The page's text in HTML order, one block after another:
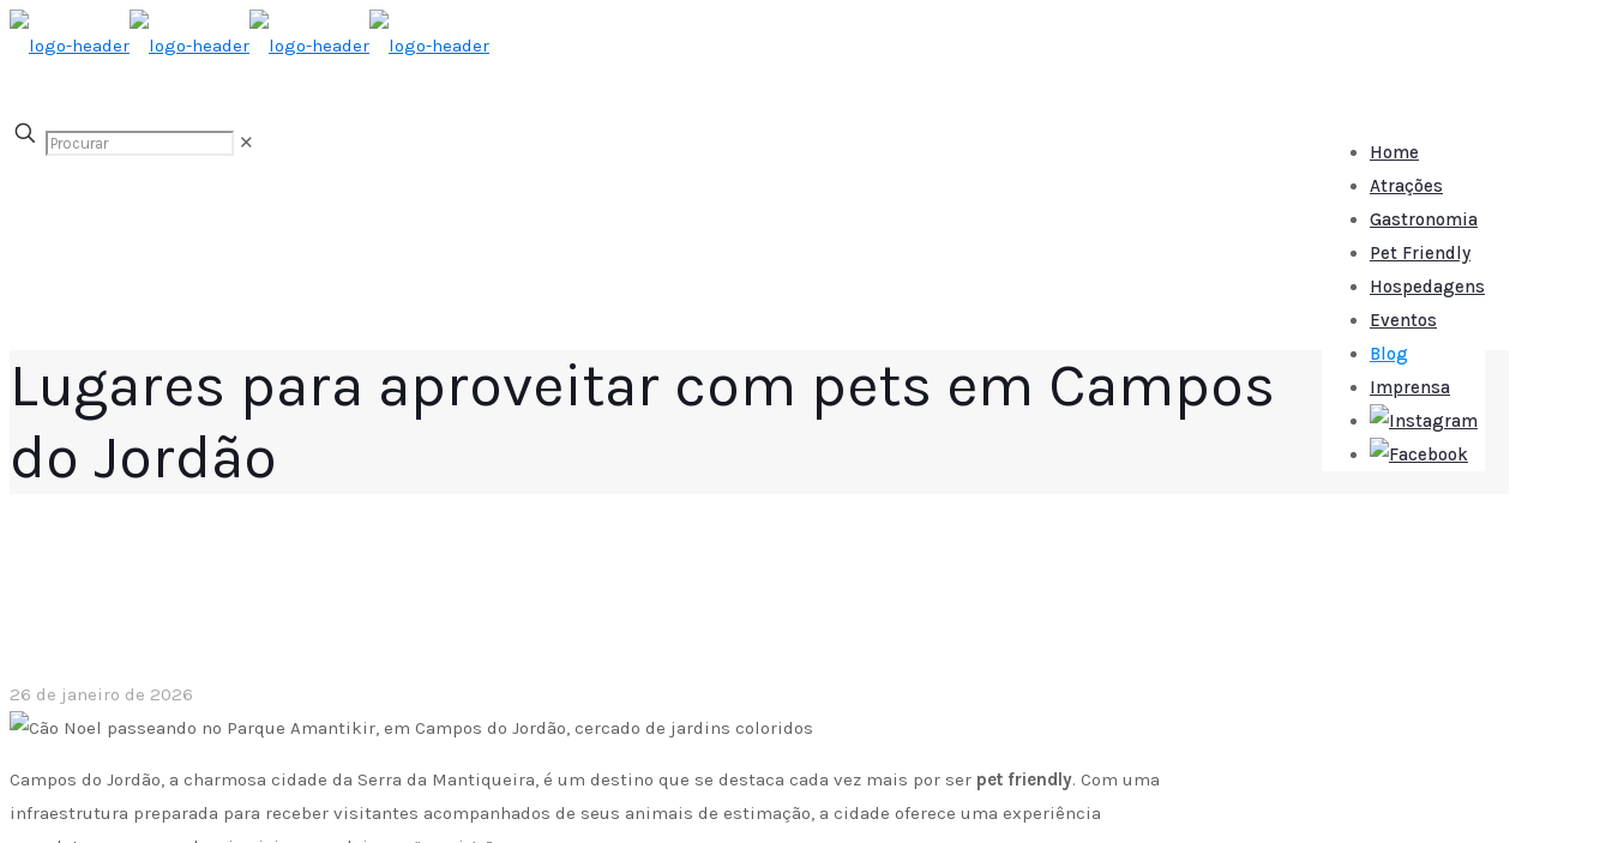
Home
Atrações
Gastronomia
Pet Friendly
Hospedagens
Eventos
Blog
Imprensa
✕
Lugares para aproveitar com pets em Campos
do Jordão
26 de janeiro de 2026
Campos do Jordão, a charmosa cidade da Serra da Mantiqueira, é um destino que se destaca cada vez mais por ser pet friendly. Com uma
infraestrutura preparada para receber visitantes acompanhados de seus animais de estimação, a cidade oferece uma experiência